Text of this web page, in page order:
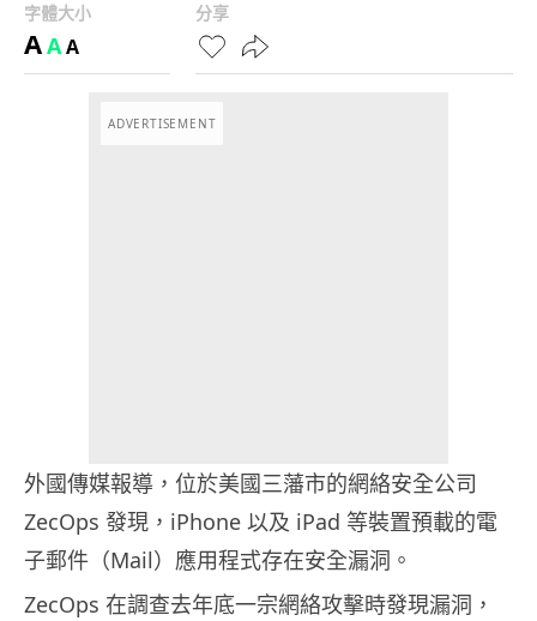
字體大小
AAA
分享
ADVERTISEMENT
外國傳媒報導，位於美國三藩市的網絡安全公司
ZecOps 發現，iPhone 以及 iPad 等裝置預載的電
子郵件（Mail）應用程式存在安全漏洞。
ZecOps 在調查去年底一宗網絡攻擊時發現漏洞，